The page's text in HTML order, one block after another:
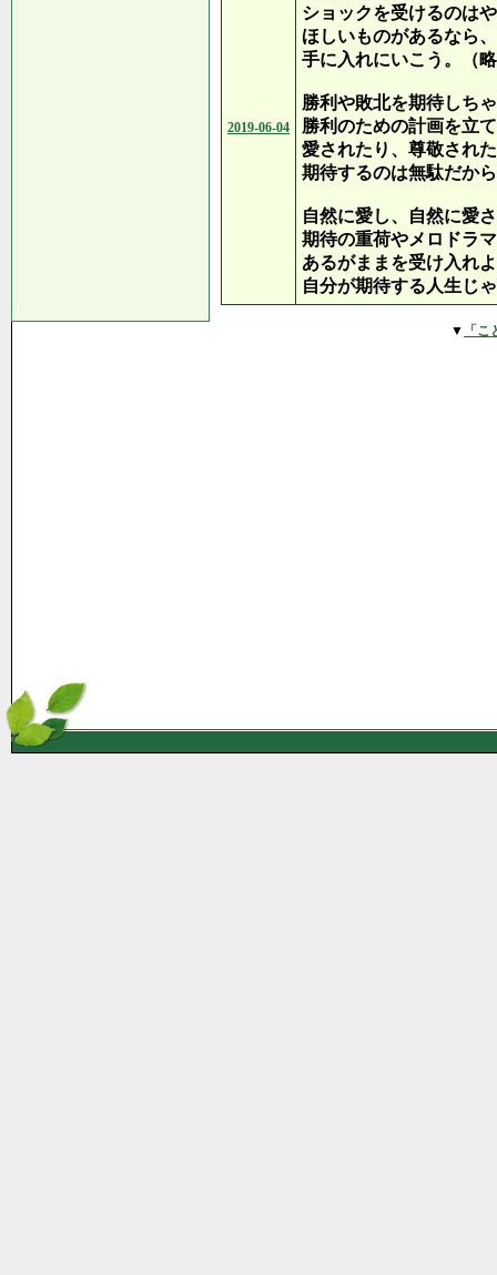
2019-06-04
ショックを受けるのは
ほしいものがあるなら
手に入れにいこう。（
勝利や敗北を期待しち
勝利のための計画を立
愛されたり、尊敬され
期待するのは無駄だか
自然に愛し、自然に愛
期待の重荷やメロドラ
あるがままを受け入れ
自分が期待する人生じ
▼ 「